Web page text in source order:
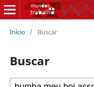
Início / Buscar
Buscar